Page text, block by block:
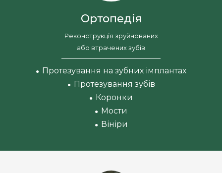
Ортопедія
Реконструкція зруйнованих
або втрачених зубів
● Протезування на зубних імплантах
● Протезування зубів
● Коронки
● Мости
● Вініри